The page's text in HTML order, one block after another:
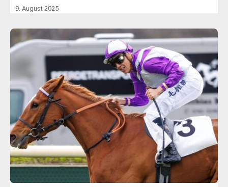
9. August 2025